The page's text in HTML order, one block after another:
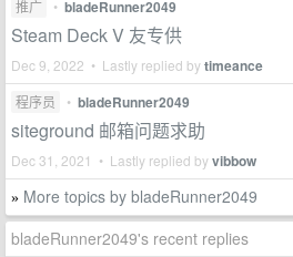
推广 • bladeRunner2049
Steam Deck V 友专供
Dec 9, 2022 • Lastly replied bytimeance
程序员 • bladeRunner2049
siteground 邮箱问题求助
Dec 31, 2021 • Lastly replied byvibbow
» More topics by bladeRunner2049
bladeRunner2049's recent replies